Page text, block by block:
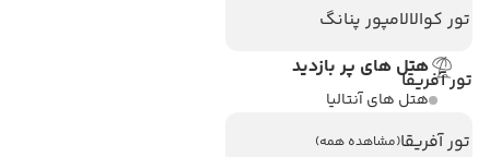
تور کوالالامپور پنانگ
تور آفریقا
تور آفریقا(مشاهده همه)
هتل های پر بازدید
هتل های آنتالیا
هتل های استانبول